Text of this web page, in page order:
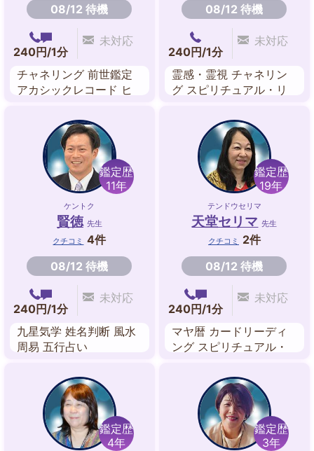
08/12 待機
240円/1分
未対応
チャネリング 前世鑑定
アカシックレコード ヒ
ーク 波動修正 スピリチ
ュアル 祈願祈祷
08/12 待機
240円/1分
未対応
霊感・霊視 チャネリン
グ スピリチュアル・リ
ンジング ヒーリング エ
ネルギーワーク インナ
ーチャイルドワーク
鑑定歴
11年
ケントク
賢徳 先生
クチコミ
4件
08/12 待機
240円/1分
未対応
九星気学 姓名判断 風水
周易 五行占い
鑑定歴
19年
テンドウセリマ
天堂セリマ 先生
クチコミ
2件
08/12 待機
240円/1分
未対応
マヤ暦 カードリーディ
ング スピリチュアル・
鑑定歴
4年
鑑定歴
3年